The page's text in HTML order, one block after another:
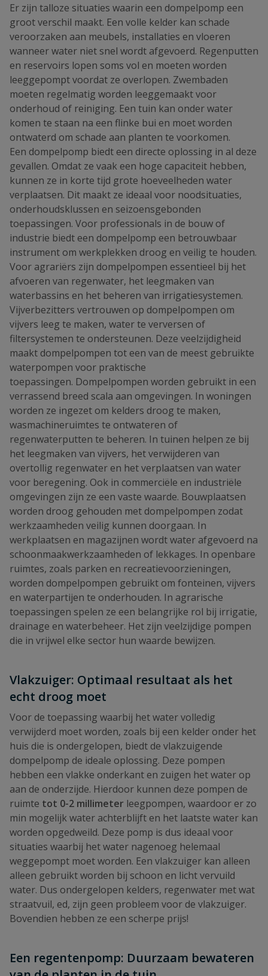
Er zijn talloze situaties waarin een dompelpomp een
groot verschil maakt. Een volle kelder kan schade
veroorzaken aan meubels, installaties en vloeren
wanneer water niet snel wordt afgevoerd. Regenputten
en reservoirs lopen soms vol en moeten worden
leeggepompt voordat ze overlopen. Zwembaden
moeten regelmatig worden leeggemaakt voor
onderhoud of reiniging. Een tuin kan onder water
komen te staan na een flinke bui en moet worden
ontwaterd om schade aan planten te voorkomen.
Een dompelpomp biedt een directe oplossing in al deze
gevallen. Omdat ze vaak een hoge capaciteit hebben,
kunnen ze in korte tijd grote hoeveelheden water
verplaatsen. Dit maakt ze ideaal voor noodsituaties,
onderhoudsklussen en seizoensgebonden
toepassingen. Voor professionals in de bouw of
industrie biedt een dompelpomp een betrouwbaar
instrument om werkplekken droog en veilig te houden.
Voor agrariërs zijn dompelpompen essentieel bij het
afvoeren van regenwater, het leegmaken van
waterbassins en het beheren van irrigatiesystemen.
Vijverbezitters vertrouwen op dompelpompen om
vijvers leeg te maken, water te verversen of
filtersystemen te ondersteunen. Deze veelzijdigheid
maakt dompelpompen tot een van de meest gebruikte
waterpompen voor praktische
toepassingen. Dompelpompen worden gebruikt in een
verrassend breed scala aan omgevingen. In woningen
worden ze ingezet om kelders droog te maken,
wasmachineruimtes te ontwateren of
regenwaterputten te beheren. In tuinen helpen ze bij
het leegmaken van vijvers, het verwijderen van
overtollig regenwater en het verplaatsen van water
voor beregening. Ook in commerciële en industriële
omgevingen zijn ze een vaste waarde. Bouwplaatsen
worden droog gehouden met dompelpompen zodat
werkzaamheden veilig kunnen doorgaan. In
werkplaatsen en magazijnen wordt water afgevoerd na
schoonmaakwerkzaamheden of lekkages. In openbare
ruimtes, zoals parken en recreatievoorzieningen,
worden dompelpompen gebruikt om fonteinen, vijvers
en waterpartijen te onderhouden. In agrarische
toepassingen spelen ze een belangrijke rol bij irrigatie,
drainage en waterbeheer. Het zijn veelzijdige pompen
die in vrijwel elke sector hun waarde bewijzen.
Vlakzuiger: Optimaal resultaat als het
echt droog moet
Voor de toepassing waarbij het water volledig
verwijderd moet worden, zoals bij een kelder onder het
huis die is ondergelopen, biedt de vlakzuigende
dompelpomp de ideale oplossing. Deze pompen
hebben een vlakke onderkant en zuigen het water op
aan de onderzijde. Hierdoor kunnen deze pompen de
ruimte tot 0-2 millimeter leegpompen, waardoor er zo
min mogelijk water achterblijft en het laatste water kan
worden opgedweild. Deze pomp is dus ideaal voor
situaties waarbij het water nagenoeg helemaal
weggepompt moet worden. Een vlakzuiger kan alleen
alleen gebruikt worden bij schoon en licht vervuild
water. Dus ondergelopen kelders, regenwater met wat
straatvuil, ed, zijn geen probleem voor de vlakzuiger.
Bovendien hebben ze een scherpe prijs!
Een regentenpomp: Duurzaam bewateren